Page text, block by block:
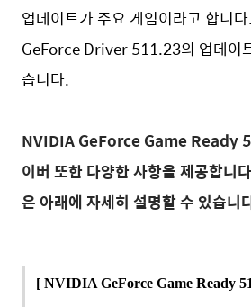
업데이트가 주요 게임이라고 합니
GeForce Driver 511.23의 업데이
습니다.
NVIDIA GeForce Game Ready
이버 또한 다양한 사항을 제공합니
은 아래에 자세히 설명할 수 있습니
[ NVIDIA GeForce Game Ready